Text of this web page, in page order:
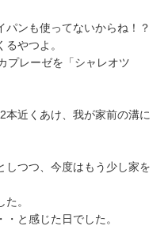
パンも使ってないからね！？
やつよ。
プレーゼを「シャレオツ
本近くあけ、我が家前の溝に
しつつ、今度はもう少し家を
。
と感じた日でした。